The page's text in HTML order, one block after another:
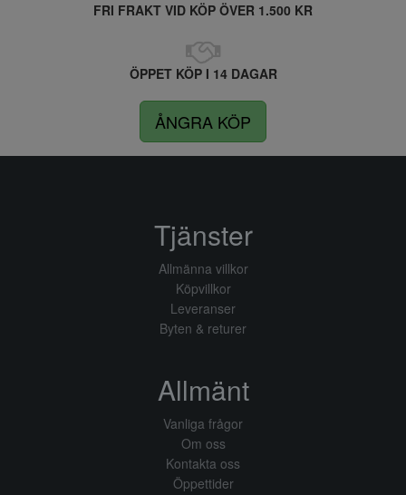
FRI FRAKT VID KÖP ÖVER 1.500 KR
ÖPPET KÖP I 14 DAGAR
ÅNGRA KÖP
Tjänster
Allmänna villkor
Köpvillkor
Leveranser
Byten & returer
Allmänt
Vanliga frågor
Om oss
Kontakta oss
Öppettider